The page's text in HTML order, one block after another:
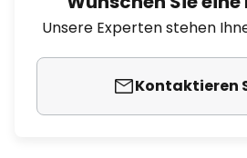
Unsere Experten stehen
Kontaktieren